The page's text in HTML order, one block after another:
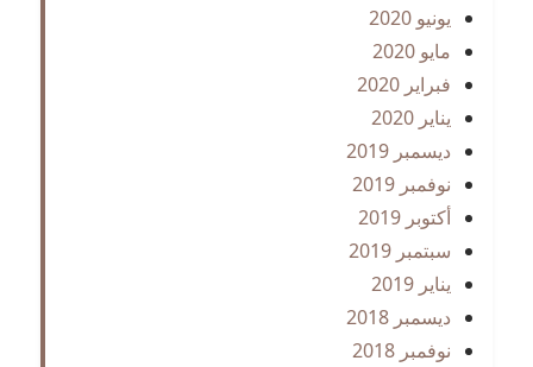
يونيو 2020
مايو 2020
فبراير 2020
يناير 2020
ديسمبر 2019
نوفمبر 2019
أكتوبر 2019
سبتمبر 2019
يناير 2019
ديسمبر 2018
نوفمبر 2018